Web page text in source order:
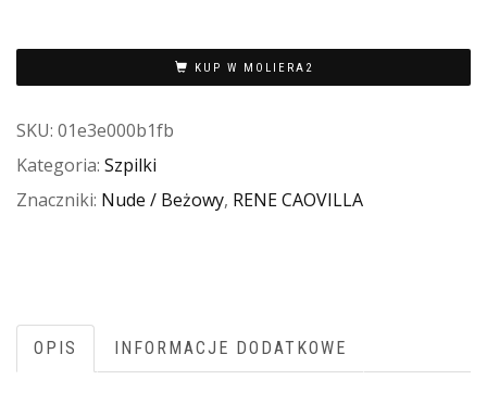
KUP W MOLIERA2
SKU: 01e3e000b1fb
Kategoria: Szpilki
Znaczniki: Nude / Beżowy, RENE CAOVILLA
OPIS INFORMACJE DODATKOWE